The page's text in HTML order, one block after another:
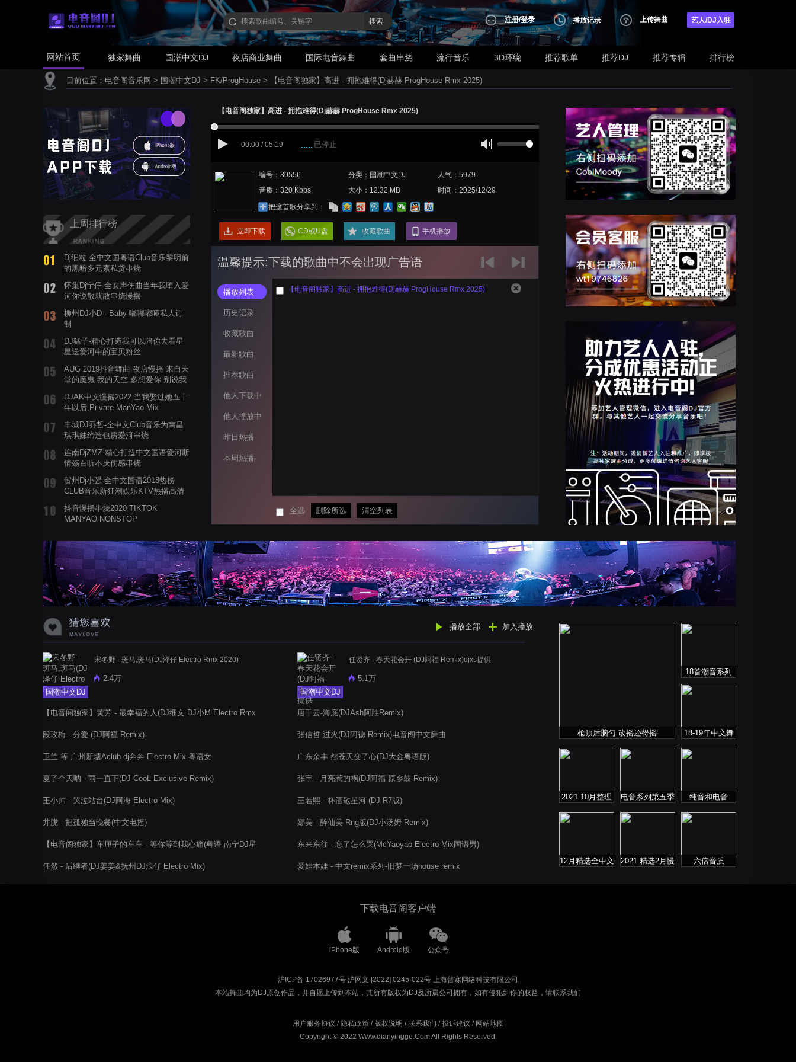
搜索 注册/登录 播放记录 上传舞曲 艺人/DJ入驻
网站首页 独家舞曲 国潮中文DJ 夜店商业舞曲 国际电音舞曲 套曲串烧 流行音乐 3D环绕 推荐歌单 推荐DJ 推荐专辑 排行榜
目前位置： 电音阁音乐网 > 国潮中文DJ > FK/ProgHouse > 【电音阁独家】高进 - 拥抱难得(Dj赫赫 ProgHouse Rmx 2025)
上周排行榜
Dj细粒 全中文国粤语Club音乐黎明前
的黑暗多元素私货串烧
怀集Dj宁仔-全女声伤曲当年我堕入爱
河你说散就散串烧慢摇
柳州DJ小D - Baby 嘟嘟嘟哑私人订
制
DJ猛子-精心打造我可以陪你去看星
星送爱河中的宝贝粉丝
AUG 2019抖音舞曲 夜店慢摇 来自天
堂的魔鬼 我的天空 多想爱你 别说我
DJAK中文慢摇2022 当我娶过她五十
年以后,Private ManYao Mix
丰城DJ乔哲-全中文Club音乐为南昌
琪琪妹缔造包房爱河串烧
连南DjZMZ-精心打造中文国语爱河断
情殇百听不厌伤感串烧
贺州Dj小强-全中文国语2018热榜
CLUB音乐新狂潮娱乐KTV热播高清
抖音慢摇串烧2020 TIKTOK
MANYAO NONSTOP
蝉爸爸妈妈爱存在夏天的风是想你的
声音啊
【电音阁独家】高进 - 拥抱难得(Dj赫赫 ProgHouse Rmx 2025)
00:00 / 05:19 已停止
编号：30556 分类：国潮中文DJ
人气：5979
音质：320 Kbps
大小：12.32 MB
时间：2025/12/29
把这首歌分享到：
立即下载 CD或U盘 收藏歌曲 手机播放
温馨提示:下载的歌曲中不会出现广告语
播放列表
历史记录
收藏歌曲
最新歌曲
推荐歌曲
他人下载中
他人播放中
昨日热播
本周热播
【电音阁独家】高进 - 拥抱难得(Dj赫赫 ProgHouse Rmx 2025)
全选 删除所选 清空列表
播放全部 加入播放
国潮中文DJ
宋冬野 - 斑马,斑马(DJ泽仔 Electro Rmx 2020)
2.4万
【电音阁独家】黄芳 - 最幸福的人(DJ细文 DJ小M Electro Rmx
段玫梅 - 分爱 (DJ阿福 Remix)
卫兰-等 广州新塘Aclub dj奔奔 Electro Mix 粤语女
夏了个天呐 - 雨一直下(DJ CooL Exclusive Remix)
王小帅 - 哭泣站台(DJ阿海 Electro Mix)
井胧 - 把孤独当晚餐(中文电摇)
【电音阁独家】车厘子的车车 - 等你等到我心痛(粤语 南宁DJ星
任然 - 后继者(DJ姜姜&抚州DJ浪仔 Electro Mix)
国潮中文DJ
任贤齐 - 春天花会开 (DJ阿福 Remix)djxs提供
5.1万
唐千云-海底(DJAsh阿胜Remix)
张信哲 过火(DJ阿德 Remix)电音阁中文舞曲
广东余丰-怨苍天变了心(DJ大金粤语版)
张宇 - 月亮惹的祸(DJ阿福 原乡鼓 Remix)
王若熙 - 杯酒敬星河 (DJ R7版)
娜美 - 醉仙美 Rng版(DJ小汤姆 Remix)
东来东往 - 忘了怎么哭(McYaoyao Electro Mix国语男)
爱娃本娃 - 中文remix系列-旧梦一场house remix
枪顶后脑勺 改摇还得摇
18首潮音系列
18-19年中文舞
2021 10月整理
电音系列第五季 纯音和电音
12月精选全中文
2021 精选2月慢
六倍音质
下载电音阁客户端
iPhone版 Android版 公众号
沪ICP备 17026977号 沪网文 [2022] 0245-022号 上海普寐网络科技有限公司
本站舞曲均为DJ原创作品，并自愿上传到本站，其所有版权为DJ及所属公司拥有，如有侵犯到你的权益，请联系我们
用户服务协议 / 隐私政策/ 版权说明 /联系我们 /投诉建议 / 网站地图
Copyright © 2022 Www.dianyingge.Com All Rights Reserved.